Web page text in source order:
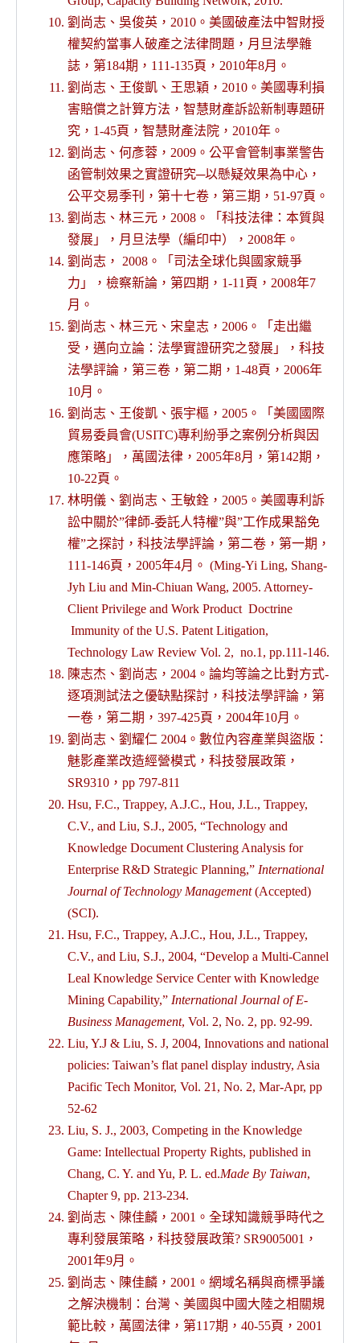
劉尚志、吳俊英，2010。美國破產法中智財授
權契約當事人破產之法律問題，月旦法學雜
誌，第184期，111-135頁，2010年8月。
劉尚志、王俊凱、王思穎，2010。美國專利損
害賠償之計算方法，智慧財產訴訟新制專題研
究，1-45頁，智慧財產法院，2010年。
劉尚志、何彥蓉，2009。公平會管制事業警告
函管制效果之實證研究─以懸疑效果為中心，
公平交易季刊，第十七卷，第三期，51-97頁。
劉尚志、林三元，2008。「科技法律：本質與
發展」，月旦法學（編印中），2008年。
劉尚志， 2008。「司法全球化與國家競爭
力」，檢察新論，第四期，1-11頁，2008年7
月。
劉尚志、林三元、宋皇志，2006。「走出繼
受，邁向立論：法學實證研究之發展」，科技
法學評論，第三卷，第二期，1-48頁，2006年
10月。
劉尚志、王俊凱、張宇樞，2005。「美國國際
貿易委員會(USITC)專利紛爭之案例分析與因
應策略」，萬國法律，2005年8月，第142期，
10-22頁。
林明儀、劉尚志、王敏銓，2005。美國專利訴
訟中關於”律師-委託人特權”與”工作成果豁免
權”之探討，科技法學評論，第二卷，第一期，
111-146頁，2005年4月。 (Ming-Yi Ling, Shang-
Jyh Liu and Min-Chiuan Wang, 2005. Attorney-
Client Privilege and Work Product Doctrine
Immunity of the U.S. Patent Litigation,
Technology Law Review Vol. 2, no.1, pp.111-146.
陳志杰、劉尚志，2004。論均等論之比對方式-
逐項測試法之優缺點探討，科技法學評論，第
一卷，第二期，397-425頁，2004年10月。
劉尚志、劉耀仁 2004。數位內容產業與盜版：
魅影產業改造經營模式，科技發展政策，
SR9310，pp 797-811
Hsu, F.C., Trappey, A.J.C., Hou, J.L., Trappey,
C.V., and Liu, S.J., 2005, “Technology and
Knowledge Document Clustering Analysis for
Enterprise R&D Strategic Planning,” International
Journal of Technology Management(Accepted)
(SCI).
Hsu, F.C., Trappey, A.J.C., Hou, J.L., Trappey,
C.V., and Liu, S.J., 2004, “Develop a Multi-Cannel
Leal Knowledge Service Center with Knowledge
Mining Capability,” International Journal of E-
Business Management, Vol. 2, No. 2, pp. 92-99.
Liu, Y.J & Liu, S. J, 2004, Innovations and national
policies: Taiwan’s flat panel display industry, Asia
Pacific Tech Monitor, Vol. 21, No. 2, Mar-Apr, pp
52-62
Liu, S. J., 2003, Competing in the Knowledge
Game: Intellectual Property Rights, published in
Chang, C. Y. and Yu, P. L. ed.Made By Taiwan,
Chapter 9, pp. 213-234.
劉尚志、陳佳麟，2001。全球知識競爭時代之
專利發展策略，科技發展政策? SR9005001，
2001年9月。
劉尚志、陳佳麟，2001。網域名稱與商標爭議
之解決機制：台灣、美國與中國大陸之相關規
範比較，萬國法律，第117期，40-55頁，2001